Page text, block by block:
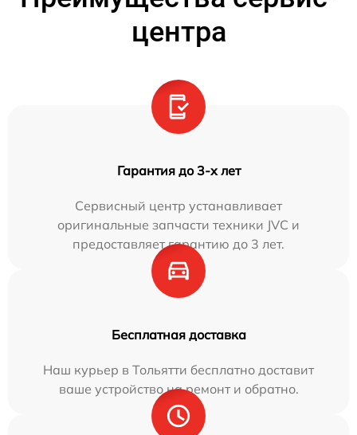
центра
Гарантия до 3-х лет
Сервисный центр устанавливает
оригинальные запчасти техники JVC и
предоставляет гарантию до 3 лет.
Бесплатная доставка
Наш курьер в Тольятти бесплатно доставит
ваше устройство на ремонт и обратно.